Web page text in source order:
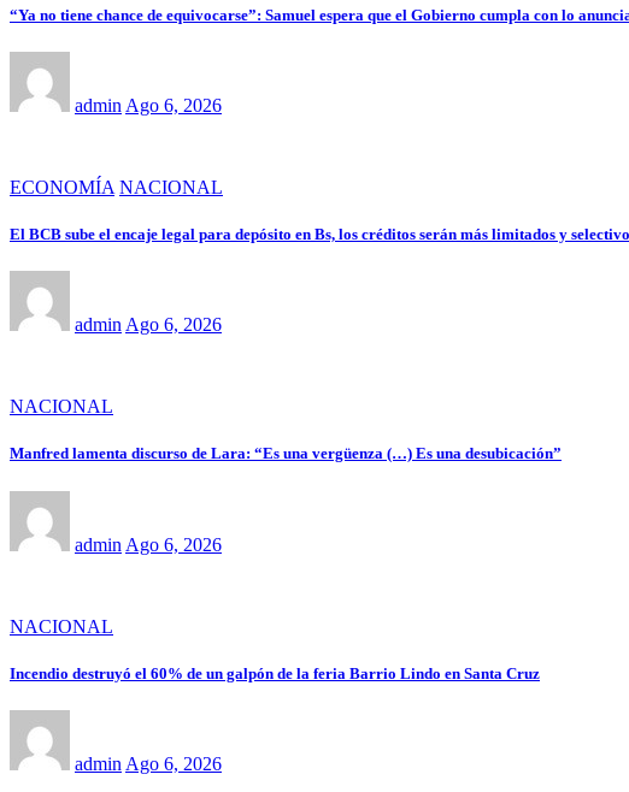
“Ya no tiene chance de equivocarse”: Samuel espera que el Gobierno cumpla con lo
admin Ago 6, 2026
ECONOMÍA NACIONAL
El BCB sube el encaje legal para depósito en Bs, los créditos serán más limitados y
admin Ago 6, 2026
NACIONAL
Manfred lamenta discurso de Lara: “Es una vergüenza (…) Es una desubicación”
admin Ago 6, 2026
NACIONAL
Incendio destruyó el 60% de un galpón de la feria Barrio Lindo en Santa Cruz
admin Ago 6, 2026